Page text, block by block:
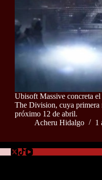
Ubisoft Massive concreta
The Division, cuya primera
próximo 12 de abril.
Acheru Hidalgo
1